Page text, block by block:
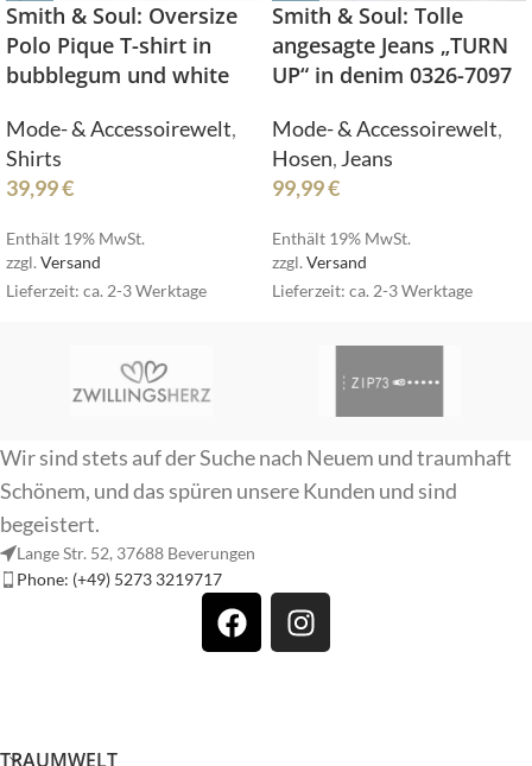
Smith & Soul: Oversize
Polo Pique T-shirt in
bubblegum und white
Mode- & Accessoirewelt,
Shirts
39,99€
Enthält 19% MwSt.
zzgl. Versand
Lieferzeit: ca. 2-3 Werktage
Smith & Soul: Tolle
angesagte Jeans „TURN
UP“ in denim 0326-7097
Mode- & Accessoirewelt,
Hosen, Jeans
99,99€
Enthält 19% MwSt.
zzgl. Versand
Lieferzeit: ca. 2-3 Werktage
Wir sind stets auf der Suche nach Neuem und traumhaft
Schönem, und das spüren unsere Kunden und sind
begeistert.
Lange Str. 52, 37688 Beverungen
Phone: (+49) 5273 3219717
TRAUMWELT